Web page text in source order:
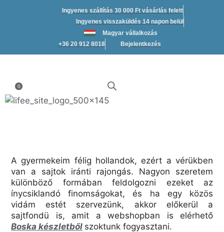
Ingyenes szállítás 30 000 Ft vásárlás felett
Ingyenes visszaküldés 14 napon belül
Magyar vállalkozás
+36 20 912 8018
Bejelentkezés
0
A gyermekeim félig hollandok, ezért a vérükben
van a sajtok iránti rajongás. Nagyon szeretem
különböző formában feldolgozni ezeket az
ínycsiklandó finomságokat, és ha egy közös
vidám estét szervezünk, akkor előkerül a
sajtfondü is, amit a webshopban is elérhető
Boska készletből szoktunk fogyasztani.